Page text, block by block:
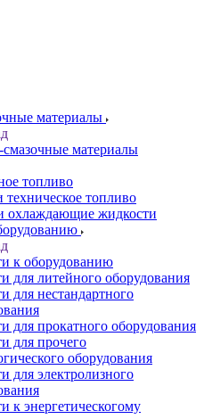
материалы
материалы
топливо
техническое топливо
охлаждающие жидкости
к оборудованию
для литейного оборудования
для нестандартного
для прокатного оборудования
для прочего
оборудования
для электролизного
к энергетическогому